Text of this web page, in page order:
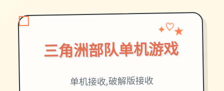
三角洲部队单机游戏
✦ ♡★
单机接收,破解版接收